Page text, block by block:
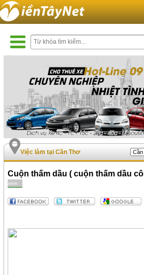
Việc làm tại Cần Thơ
Cuộn thấm dầu ( cuộn thấm dầu
xem